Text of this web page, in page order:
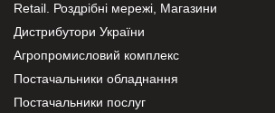
Retail. Роздрібні мережі, Магазини
Дистрибутори України
Агропромисловий комплекс
Постачальники обладнання
Постачальники послуг